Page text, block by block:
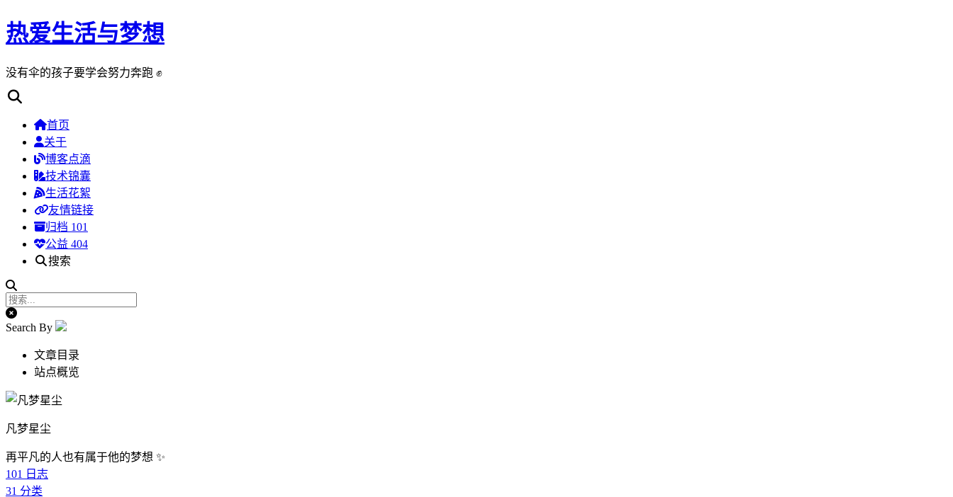
热爱生活与梦想
没有伞的孩子要学会努力奔跑 ✊
首页
关于
博客点滴
技术锦囊
生活花絮
友情链接
归档 101
公益 404
搜索
Search By
文章目录
站点概览
凡梦星尘
再平凡的人也有属于他的梦想 ✨
101
日志
31 分类